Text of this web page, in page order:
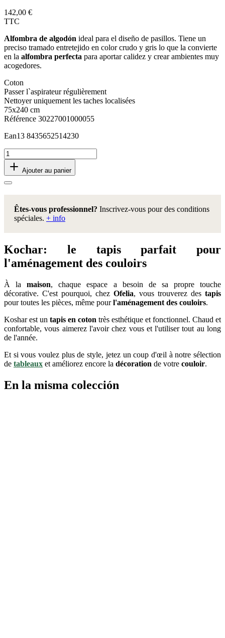
142,00 €
TTC
Alfombra de algodón ideal para el diseño de pasillos. Tiene un
preciso tramado entretejido en color crudo y gris lo que la convierte
en la alfombra perfecta para aportar calidez y crear ambientes muy
acogedores.
Coton
Passer l`aspirateur régulièrement
Nettoyer uniquement les taches localisées
75x240 cm
Référence 30227001000055
Ean13 8435652514230
Ajouter au panier
Êtes-vous professionnel? Inscrivez-vous pour des conditions
spéciales. + info
Kochar: le tapis parfait pour
l'aménagement des couloirs
À lamaison, chaque espace a besoin de sa propre touche
décorative. C'est pourquoi, chez Ofelia, vous trouverez des tapis
pour toutes les pièces, même pourl'aménagement des couloirs.
Koshar est un tapis en coton très esthétique et fonctionnel. Chaud et
confortable, vous aimerez l'avoir chez vous et l'utiliser tout au long
de l'année.
Et si vous voulez plus de style, jetez un coup d'œil à notre sélection
de tableaux et améliorez encore la décoration de votre couloir.
En la misma colección